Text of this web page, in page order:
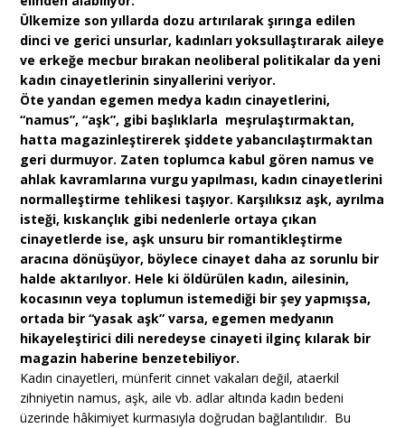
Ülkemize son yıllarda dozu artırılarak şırınga edilen
dinci ve gerici unsurlar, kadınları yoksullaştırarak aileye
ve erkeğe mecbur bırakan neoliberal politikalar da yeni
kadın cinayetlerinin sinyallerini veriyor.
Öte yandan egemen medya kadın cinayetlerini,
“namus”, “aşk”, gibi başlıklarla meşrulaştırmaktan,
hatta magazinleştirerek şiddete yabancılaştırmaktan
geri durmuyor. Zaten toplumca kabul gören namus ve
ahlak kavramlarına vurgu yapılması, kadın cinayetlerini
normalleştirme tehlikesi taşıyor. Karşılıksız aşk, ayrılma
isteği, kıskançlık gibi nedenlerle ortaya çıkan
cinayetlerde ise, aşk unsuru bir romantikleştirme
aracına dönüşüyor, böylece cinayet daha az sorunlu bir
halde aktarılıyor. Hele ki öldürülen kadın, ailesinin,
kocasının veya toplumun istemediği bir şey yapmışsa,
ortada bir “yasak aşk” varsa, egemen medyanın
hikayeleştirici dili neredeyse cinayeti ilginç kılarak bir
magazin haberine benzetebiliyor.
Kadın cinayetleri, münferit cinnet vakaları değil, ataerkil
zihniyetin namus, aşk, aile vb. adlar altında kadın bedeni
üzerinde hâkimiyet kurmasıyla doğrudan bağlantılıdır. Bu